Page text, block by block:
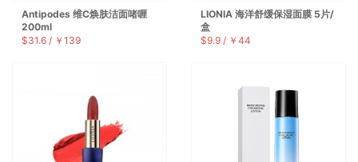
Antipodes 维C焕肤洁面啫喱
200ml
$31.6 / ￥139
LIONIA 海洋舒缓保湿面膜 5片/
盒
$9.9 / ￥44